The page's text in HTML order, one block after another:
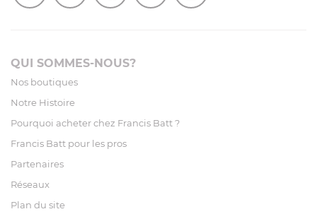
QUI SOMMES-NOUS?
Nos boutiques
Notre Histoire
Pourquoi acheter chez Francis Batt ?
Francis Batt pour les pros
Partenaires
Réseaux
Plan du site